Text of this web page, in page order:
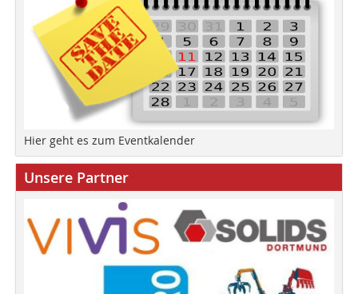
Hier geht es zum Eventkalender
Unsere Partner